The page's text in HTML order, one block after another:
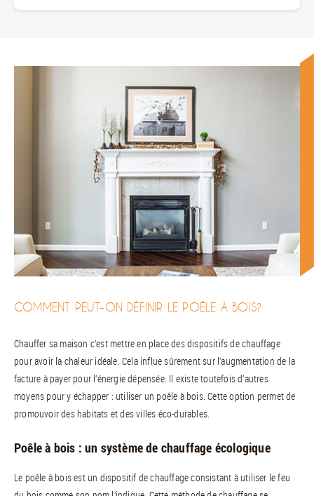
COMMENT PEUT-ON DÉFINIR LE POÊLE À BOIS?
Chauffer sa maison c’est mettre en place des dispositifs de chauffage
pour avoir la chaleur idéale. Cela influe sûrement sur l’augmentation de la
facture à payer pour l’énergie dépensée. Il existe toutefois d’autres
moyens pour y échapper : utiliser un poêle à bois. Cette option permet de
promouvoir des habitats et des villes éco-durables.
Poêle à bois : un système de chauffage écologique
Le poêle à bois est un dispositif de chauffage consistant à utiliser le feu